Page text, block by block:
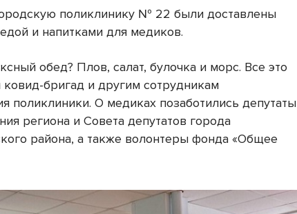
поликлинику № 22 были доставлены
и напитками для медиков.
обед? Плов, салат, булочка и морс. Все это
ковид-бригад и другим сотрудникам
поликлиники. О медиках позаботились депутаты
региона и Совета депутатов города
района, а также волонтеры фонда «Общее